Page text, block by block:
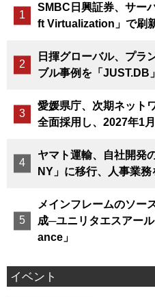
SMBC日興証券、サー
ft Virtualization」で刷
日揮グローバル、プラ
ブル事例を「JUST.DB
愛媛県庁、次期ネット
全面採用し、2027年1
ヤマト運輸、自社開発
NY」に移行、人事業
メインフレームのソー
成─ユニリタエスアー
ance」
イベント